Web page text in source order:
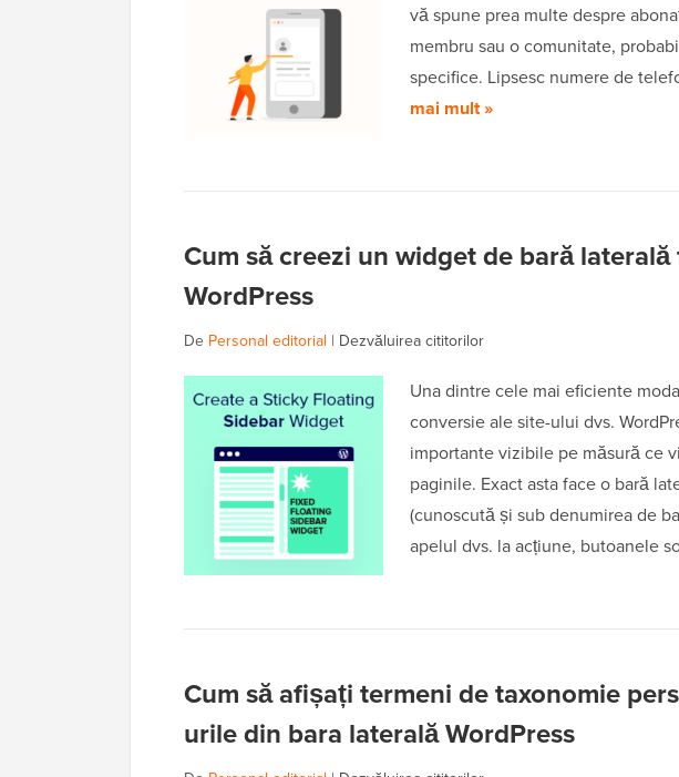
vă spune prea multe despre
membru sau o comunitate,
specifice. Lipsesc numere de
mai mult »
Cum să creezi un widget de bară
WordPress
De Personal editorial | Dezvăluirea cititorilor
Una dintre cele mai eficiente
conversie ale site-ului dvs.
importante vizibile pe măsură ce
paginile. Exact asta face o bară
(cunoscută și sub denumirea de
apelul dvs. la acțiune, butoanele
Cum să afișați termeni de taxonomie
urile din bara laterală WordPress